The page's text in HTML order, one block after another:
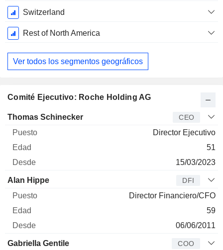
Switzerland
Rest of North America
Ver todos los segmentos geográficos
Comité Ejecutivo: Roche Holding AG
Director Puesto Edad
Thomas Schinecker CEO
Director Ejecutivo
51
15/03/2023
Alan Hippe DFI
Director Financiero/CFO
59
06/06/2011
Gabriella Gentile COO